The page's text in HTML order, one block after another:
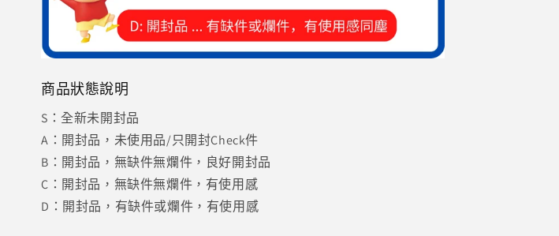
商品狀態說明
S：全新未開封品
A：開封品，未使用品/只開封Check件
B：開封品，無缺件無爛件，良好開封品
C：開封品，無缺件無爛件，有使用感
D：開封品，有缺件或爛件，有使用感